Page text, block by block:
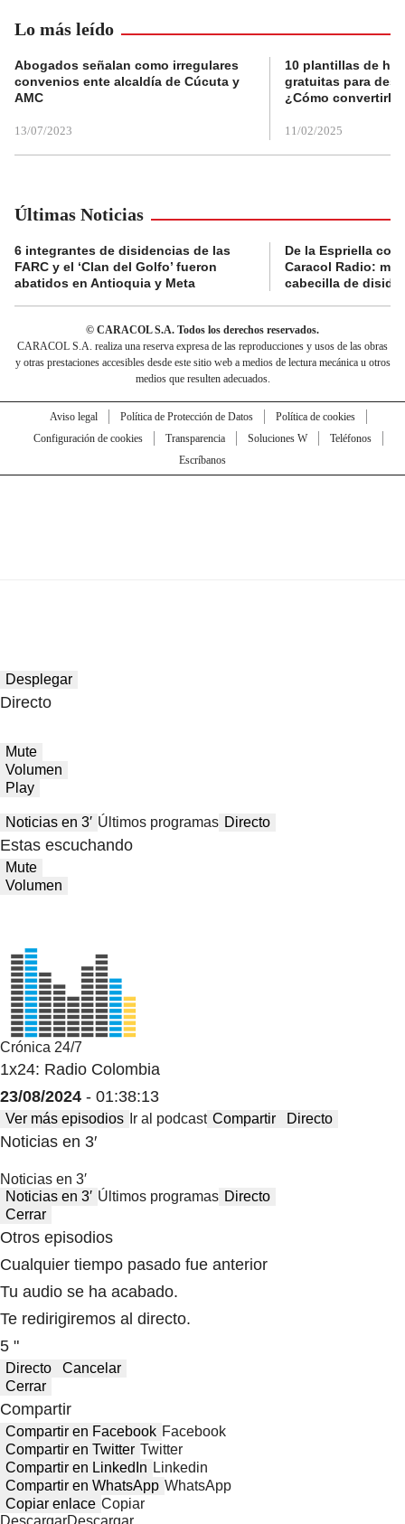
Lo más leído
Abogados señalan como irregulares
convenios ente alcaldía de Cúcuta y
AMC
13/07/2023
10 plantillas de
gratuitas para
¿Cómo convertirla
11/02/2025
Últimas Noticias
6 integrantes de disidencias de las
FARC y el ‘Clan del Golfo’ fueron
abatidos en Antioquia y Meta
De la Espriella
Caracol Radio:
cabecilla de
© CARACOL S.A. Todos los derechos reservados.
CARACOL S.A. realiza una reserva expresa de las reproducciones y usos de las obras
y otras prestaciones accesibles desde este sitio web a medios de lectura mecánica u otros
medios que resulten adecuados.
Aviso legal Política de Protección de Datos
Política de cookies
Configuración de cookies
Transparencia Soluciones W
Teléfonos
Escríbanos
Desplegar
Directo
Mute
Volumen
Play
Noticias en 3′ Últimos programas Directo
Estas escuchando
Mute
Volumen
Crónica 24/7
1x24: Radio Colombia
23/08/2024 - 01:38:13
Ver más episodios Ir al podcast Compartir Directo
Noticias en 3′
Noticias en 3′
Noticias en 3′ Últimos programas Directo
Cerrar
Otros episodios
Cualquier tiempo pasado fue anterior
Tu audio se ha acabado.
Te redirigiremos al directo.
5 "
Directo
Cancelar
Cerrar
Compartir
Compartir en Facebook Facebook
Compartir en Twitter Twitter
Compartir en LinkedIn Linkedin
Compartir en WhatsApp WhatsApp
Copiar enlace Copiar